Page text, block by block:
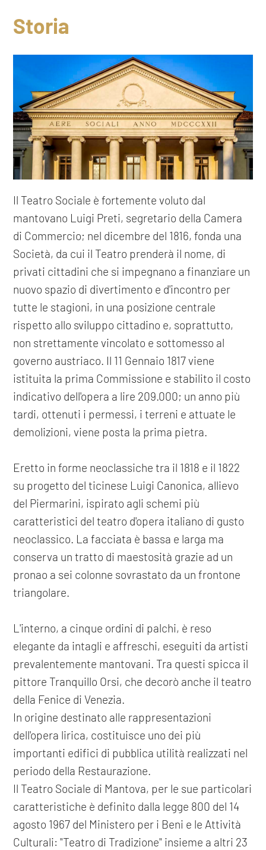
AFFITTA IL TEATRO
SOSTIENI IL TEATRO
Storia
Il Teatro Sociale è fortemente voluto dal
mantovano Luigi Preti, segretario della Camera
di Commercio; nel dicembre del 1816, fonda una
Società, da cui il Teatro prenderà il nome, di
privati cittadini che si impegnano a finanziare un
nuovo spazio di divertimento e d'incontro per
tutte le stagioni, in una posizione centrale
rispetto allo sviluppo cittadino e, soprattutto,
non strettamente vincolato e sottomesso al
governo austriaco. Il 11 Gennaio 1817 viene
istituita la prima Commissione e stabilito il costo
indicativo dell'opera a lire 209.000; un anno più
tardi, ottenuti i permessi, i terreni e attuate le
demolizioni, viene posta la prima pietra.
Eretto in forme neoclassiche tra il 1818 e il 1822
su progetto del ticinese Luigi Canonica, allievo
del Piermarini, ispirato agli schemi più
caratteristici del teatro d'opera italiano di gusto
neoclassico. La facciata è bassa e larga ma
conserva un tratto di maestosità grazie ad un
pronao a sei colonne sovrastato da un frontone
triangolare.
L'interno, a cinque ordini di palchi, è reso
elegante da intagli e affreschi, eseguiti da artisti
prevalentemente mantovani. Tra questi spicca il
pittore Tranquillo Orsi, che decorò anche il teatro
della Fenice di Venezia.
In origine destinato alle rappresentazioni
dell'opera lirica, costituisce uno dei più
importanti edifici di pubblica utilità realizzati nel
periodo della Restaurazione.
Il Teatro Sociale di Mantova, per le sue particolari
caratteristiche è definito dalla legge 800 del 14
agosto 1967 del Ministero per i Beni e le Attività
Culturali: "Teatro di Tradizione" insieme a altri 23